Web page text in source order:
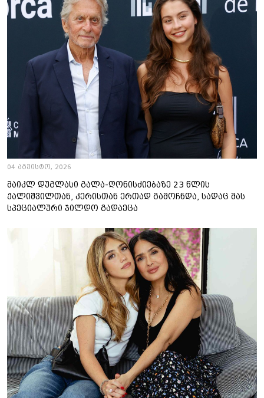
04 აგვისტო, 2026
მაიკლ დუგლასი გალა-ღონისძიებაზე 23 წლის
ქალიშვილთან, კერისთან ერთად გამოჩნდა, სადაც მას
სპეციალური ჯილდო გადაეცა